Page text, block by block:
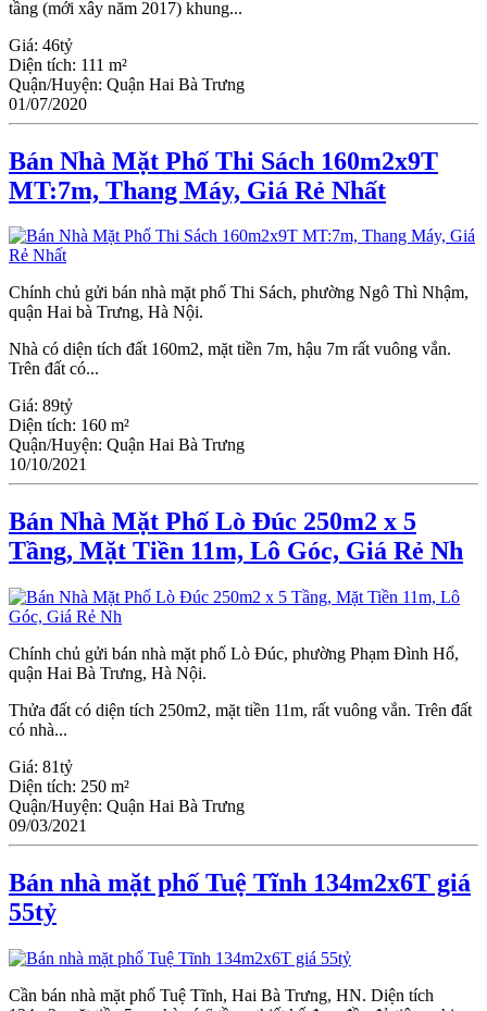
tầng (mới xây năm 2017) khung...
Giá: 46tỷ
Diện tích: 111 m²
Quận/Huyện: Quận Hai Bà Trưng
01/07/2020
Bán Nhà Mặt Phố Thi Sách 160m2x9T
MT:7m, Thang Máy, Giá Rẻ Nhất
Chính chủ gửi bán nhà mặt phố Thi Sách, phường Ngô Thì Nhậm,
quận Hai bà Trưng, Hà Nội.
Nhà có diện tích đất 160m2, mặt tiền 7m, hậu 7m rất vuông vắn.
Trên đất có...
Giá: 89tỷ
Diện tích: 160 m²
Quận/Huyện: Quận Hai Bà Trưng
10/10/2021
Bán Nhà Mặt Phố Lò Đúc 250m2 x 5
Tầng, Mặt Tiền 11m, Lô Góc, Giá Rẻ Nh
Chính chủ gửi bán nhà mặt phố Lò Đúc, phường Phạm Đình Hổ,
quận Hai Bà Trưng, Hà Nội.
Thửa đất có diện tích 250m2, mặt tiền 11m, rất vuông vắn. Trên đất
có nhà...
Giá: 81tỷ
Diện tích: 250 m²
Quận/Huyện: Quận Hai Bà Trưng
09/03/2021
Bán nhà mặt phố Tuệ Tĩnh 134m2x6T giá
55tỷ
Cần bán nhà mặt phố Tuệ Tĩnh, Hai Bà Trưng, HN. Diện tích